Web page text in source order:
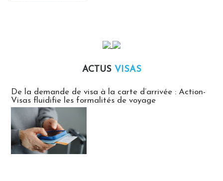
ACTUS VISAS
De la demande de visa à la carte d’arrivée : Action-
Visas fluidifie les formalités de voyage